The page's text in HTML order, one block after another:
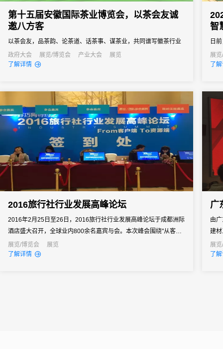
第十五届安徽国际茶业博览会，以茶会友诚
邀八方客
以茶会友，品茶韵、论茶道、话茶事、谋茶业，共同谱写徽茶行业
新篇章。
政府大会 展览/博览会 产业大会
展览
了解详情
智
日
大
展
了
2016旅行社行业发展高峰论坛
2016年2月25日至26日，2016旅行社行业发展高峰论坛于成都洲际
酒店盛大召开，全球业内800余名嘉宾与会。本次峰会围绕"从客户
端到资源端"主题展开探讨，共同探寻旅游发展密钥。同样是行业盛
会，与结束不久的第二届世界互联网大会、网络视听大会多有不
展览/博览会
展览
了解详情
广
由
建
展
方
展
了